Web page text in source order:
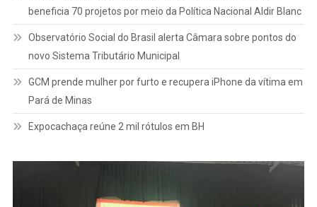
beneficia 70 projetos por meio da Política Nacional Aldir Blanc
Observatório Social do Brasil alerta Câmara sobre pontos do
novo Sistema Tributário Municipal
GCM prende mulher por furto e recupera iPhone da vítima em
Pará de Minas
Expocachaça reúne 2 mil rótulos em BH